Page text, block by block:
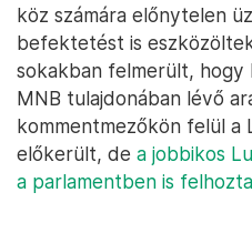
köz számára előnytelen
befektetést is
sokakban felmerült, hogy
MNB tulajdonában lévő
kommentmezőkön felül a
előkerült, de a jobbikos
a parlamentben is felhozta